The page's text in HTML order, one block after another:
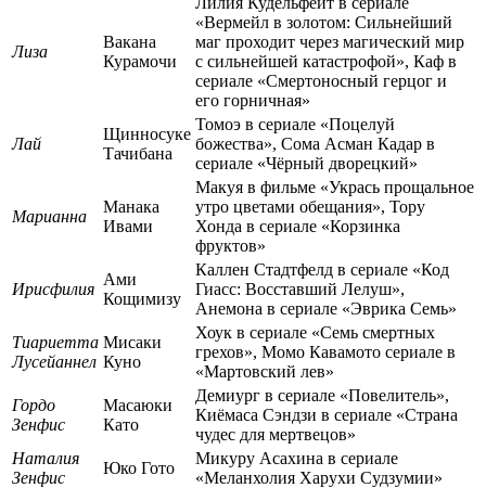
Лиза
Вакана
Курамочи
«Вермейл в золотом: Сильнейший
маг проходит через магический мир
с сильнейшей катастрофой», Каф в
сериале «Смертоносный герцог и
его горничная»
Лай
Щинносуке
Тачибана
Томоэ в сериале «Поцелуй
божества», Сома Асман Кадар в
сериале «Чёрный дворецкий»
Марианна
Манака
Ивами
Макуя в фильме «Укрась прощальное
утро цветами обещания», Тору
Хонда в сериале «Корзинка
фруктов»
Ирисфилия
Ами
Кощимизу
Каллен Стадтфелд в сериале «Код
Гиасс: Восставший Лелуш»,
Анемона в сериале «Эврика Семь»
Тиариетта
Лусейаннел
Мисаки
Куно
Хоук в сериале «Семь смертных
грехов», Момо Кавамото сериале в
«Мартовский лев»
Гордо
Зенфис
Масаюки
Като
Демиург в сериале «Повелитель»,
Киёмаса Сэндзи в сериале «Страна
чудес для мертвецов»
Наталия
Зенфис
Юко Гото
Микуру Асахина в сериале
«Меланхолия Харухи Судзумии»